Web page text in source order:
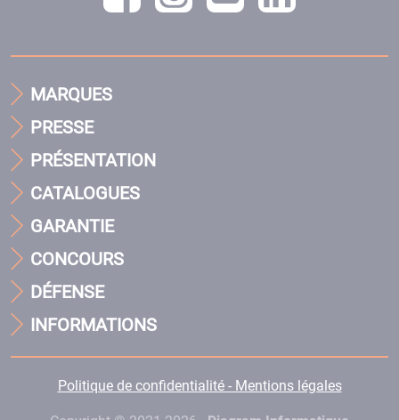
MARQUES
PRESSE
PRÉSENTATION
CATALOGUES
GARANTIE
CONCOURS
DÉFENSE
INFORMATIONS
Politique de confidentialité - Mentions légales